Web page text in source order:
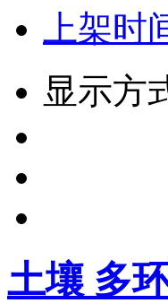
上架时
显示方
土壤 多